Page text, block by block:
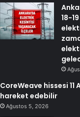
18-
CoreWeave hissesi 11
hareket edebilir
Ağustos 5, 2026